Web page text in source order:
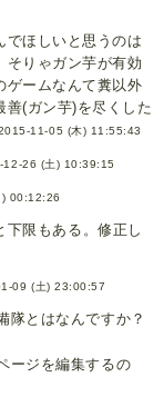
でほしいと思うのは
そりゃガン芋が有効
ゲームなんて糞以外
善(ガン芋)を尽くした
11-05 (木) 11:55:43
12-26 (土) 10:39:15
00:12:26
限もある。修正し
09 (土) 23:00:57
隊とはなんですか？
ージを編集するの